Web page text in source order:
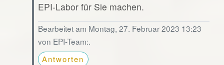
EPI-Labor für Sie machen.
Bearbeitet am Montag, 27. Februar 2023 13:23
von EPI-Team:.
Antworten